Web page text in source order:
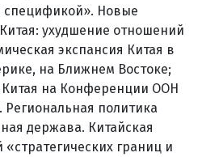
спецификой». Новые
ухудшение отношений
экспансия Китая в
на Ближнем Востоке;
Китая на Конференции ООН
политика
держава. Китайская
границ и